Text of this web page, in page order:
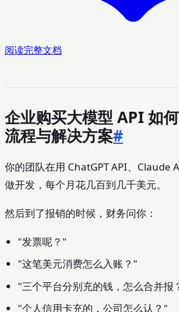
阅读完整文档
企业购买大模型 API 如
流程与解决方案#
你的团队在用 ChatGPT API、Claude
做开发，每个月花几百到几千美元。
然后到了报销的时候，财务问你：
"发票呢？"
"这笔美元消费怎么入账？"
"三个平台分别充的钱，怎么合并报
"个人信用卡充的，公司怎么认？"